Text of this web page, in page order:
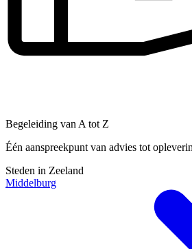
Begeleiding van A tot Z
Één aanspreekpunt van advies tot
Steden in Zeeland
Middelburg